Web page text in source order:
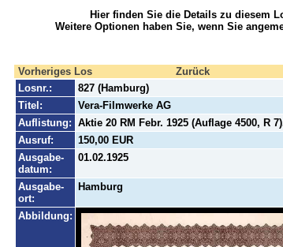
Hier finden Sie die Details zu diesem
Weitere Optionen haben Sie, wenn Sie
Vorheriges Los Zurück
Losnr.:
827 (Hamburg)
Titel:
Vera-Filmwerke AG
Auflistung: Aktie 20 RM Febr. 1925 (Auflage 4500, R
Ausruf:
150,00 EUR
Ausgabe-
datum:
01.02.1925
Ausgabe-
ort:
Hamburg
Abbildung: